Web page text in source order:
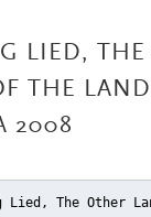
LIED,
THE
2008
Lied, The Other